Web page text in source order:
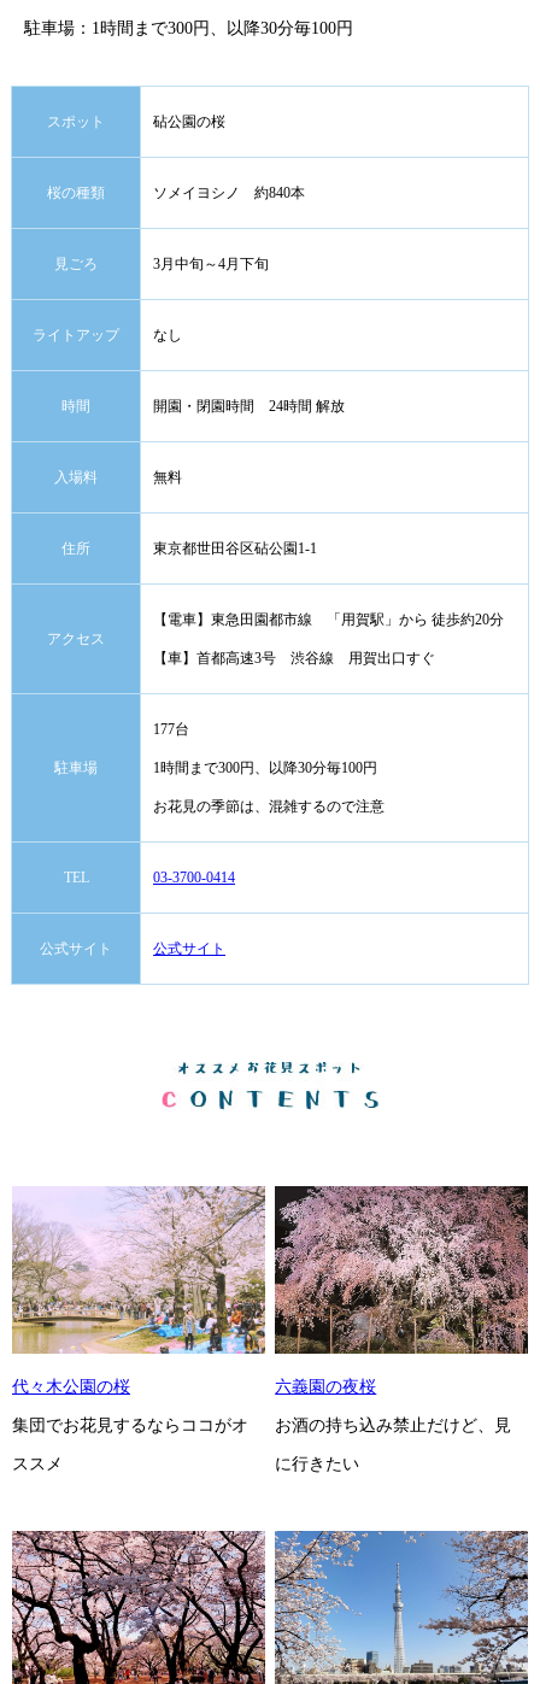
駐車場：1時間まで300円、以降30分毎100円
スポット 砧公園の桜
桜の種類 ソメイヨシノ 約840本
見ごろ 3月中旬～4月下旬
ライトアップ なし
時間 開園・閉園時間 24時間 解放
入場料 無料
住所 東京都世田谷区砧公園1-1
アクセス
【電車】東急田園都市線 「用賀駅」から 徒歩約20分
【車】首都高速3号 渋谷線 用賀出口すぐ
駐車場
177台
1時間まで300円、以降30分毎100円
お花見の季節は、混雑するので注意
TEL 03-3700-0414
公式サイト 公式サイト
代々木公園の桜
集団でお花見するならココがオ
ススメ
六義園の夜桜
お酒の持ち込み禁止だけど、見
に行きたい